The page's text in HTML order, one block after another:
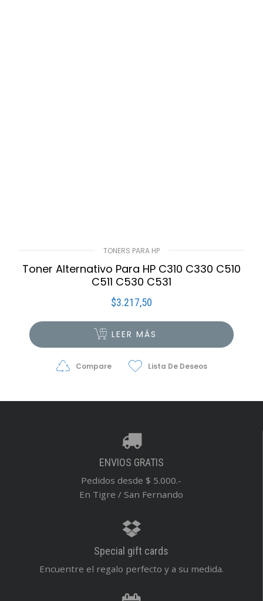
TONERS PARA HP
Toner Alternativo Para HP C310 C330 C510
C511 C530 C531
$3.217,50
LEER MÁS
Compare Lista De Deseos
ENVIOS GRATIS
Pedidos desde $ 5.000.-
En Tigre / San Fernando
Special gift cards
Encuentre el regalo perfecto y a su medida.